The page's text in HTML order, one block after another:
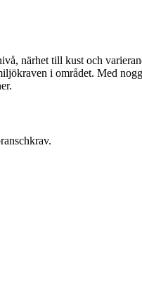
närhet till kust och
i området. Med